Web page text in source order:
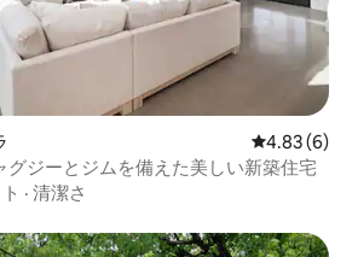
レビュー6
4.83 (6)
グジーとジムを備えた美しい新築住宅
· 清潔さ